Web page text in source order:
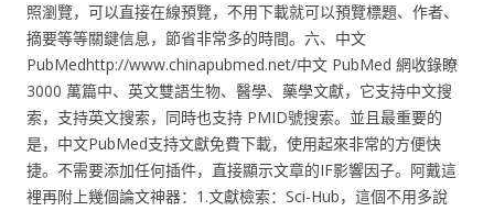
照瀏覽，可以直接在線預覽，不用下載就可以預覽標題、作者、
摘要等等關鍵信息，節省非常多的時間。六、中文
PubMedhttp://www.chinapubmed.net/中文 PubMed 網收錄瞭
3000 萬篇中、英文雙語生物、醫學、藥學文獻，它支持中文搜
索，支持英文搜索，同時也支持 PMID號搜索。並且最重要的
是，中文PubMed支持文獻免費下載，使用起來非常的方便快
捷。不需要添加任何插件，直接顯示文章的IF影響因子。阿戴這
裡再附上幾個論文神器：1.文獻檢索：Sci-Hub，這個不用多說